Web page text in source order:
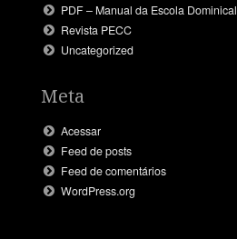
PDF – Manual da Escola Dominical
Revista PECC
Uncategorized
Meta
Acessar
Feed de posts
Feed de comentários
WordPress.org